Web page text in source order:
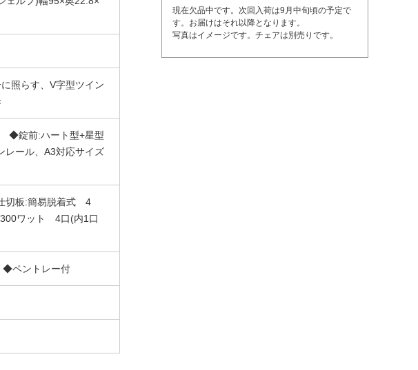
現在欠品中です。次回入荷は9月中旬頃の予定で
す。お届けはそれ以降となります。
写真はイメージです。チェアは別売りです。
照らす、V字型ツイン
錠前:ハート型+星型
ール、A3対応サイズ
切板:簡易脱着式 4
ワット 4口(内1口
◆ペントレー付